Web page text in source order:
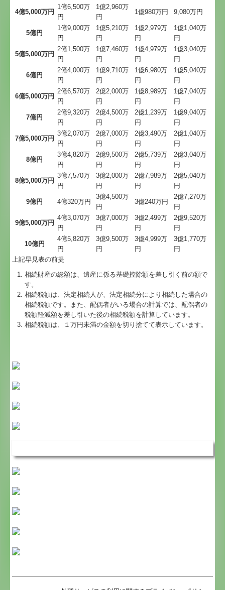
4億5,000万円
1億6,500万
円
1億2,960万
円
1億980万円 9,080万円
5億円
1億9,000万
円
1億5,210万
円
1億2,979万
円
1億1,040万
円
5億5,000万円
2億1,500万
円
1億7,460万
円
1億4,979万
円
1億3,040万
円
6億円
2億4,000万
円
1億9,710万
円
1億6,980万
円
1億5,040万
円
6億5,000万円
2億6,570万
円
2億2,000万
円
1億8,989万
円
1億7,040万
円
7億円
2億9,320万
円
2億4,500万
円
2億1,239万
円
1億9,040万
円
7億5,000万円
3億2,070万
円
2億7,000万
円
2億3,490万
円
2億1,040万
円
8億円
3億4,820万
円
2億9,500万
円
2億5,739万
円
2億3,040万
円
8億5,000万円
3億7,570万
円
3億2,000万
円
2億7,989万
円
2億5,040万
円
9億円 4億320万円
3億4,500万
円
3億240万円
2億7,270万
円
9億5,000万円
4億3,070万
円
3億7,000万
円
3億2,499万
円
2億9,520万
円
10億円
4億5,820万
円
3億9,500万
円
3億4,999万
円
3億1,770万
円
上記早見表の前提
相続財産の総額は、遺産に係る基礎控除額を差し引く前の額で
す。
相続税額は、法定相続人が、法定相続分により相続した場合の
相続税額です。また、配偶者がいる場合の計算では、配偶者の
税額軽減額を差し引いた後の相続税額を計算しています。
相続税額は、１万円未満の金額を切り捨てて表示しています。